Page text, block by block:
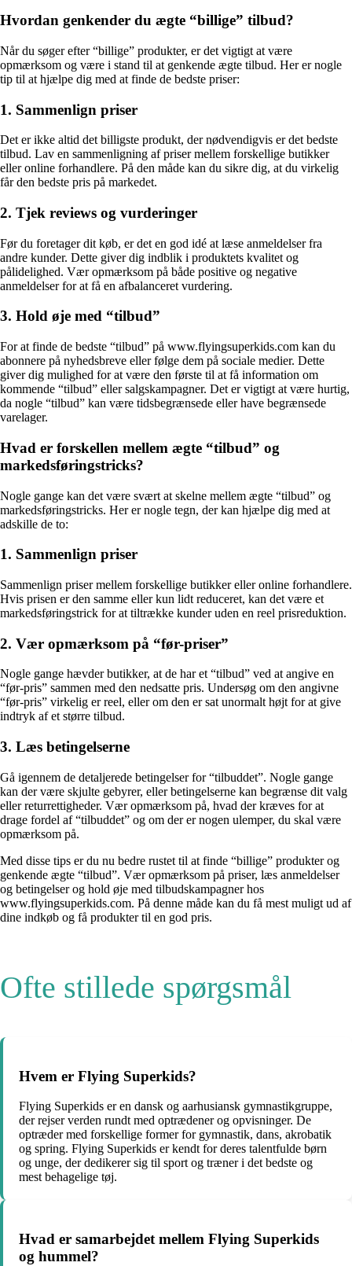
Hvordan genkender du ægte “billige” tilbud?
Når du søger efter “billige” produkter, er det vigtigt at være
opmærksom og være i stand til at genkende ægte tilbud. Her er nogle
tip til at hjælpe dig med at finde de bedste priser:
1. Sammenlign priser
Det er ikke altid det billigste produkt, der nødvendigvis er det bedste
tilbud. Lav en sammenligning af priser mellem forskellige butikker
eller online forhandlere. På den måde kan du sikre dig, at du virkelig
får den bedste pris på markedet.
2. Tjek reviews og vurderinger
Før du foretager dit køb, er det en god idé at læse anmeldelser fra
andre kunder. Dette giver dig indblik i produktets kvalitet og
pålidelighed. Vær opmærksom på både positive og negative
anmeldelser for at få en afbalanceret vurdering.
3. Hold øje med “tilbud”
For at finde de bedste “tilbud” på www.flyingsuperkids.com kan du
abonnere på nyhedsbreve eller følge dem på sociale medier. Dette
giver dig mulighed for at være den første til at få information om
kommende “tilbud” eller salgskampagner. Det er vigtigt at være hurtig,
da nogle “tilbud” kan være tidsbegrænsede eller have begrænsede
varelager.
Hvad er forskellen mellem ægte “tilbud” og
markedsføringstricks?
Nogle gange kan det være svært at skelne mellem ægte “tilbud” og
markedsføringstricks. Her er nogle tegn, der kan hjælpe dig med at
adskille de to:
1. Sammenlign priser
Sammenlign priser mellem forskellige butikker eller online forhandlere.
Hvis prisen er den samme eller kun lidt reduceret, kan det være et
markedsføringstrick for at tiltrække kunder uden en reel prisreduktion.
2. Vær opmærksom på “før-priser”
Nogle gange hævder butikker, at de har et “tilbud” ved at angive en
“før-pris” sammen med den nedsatte pris. Undersøg om den angivne
“før-pris” virkelig er reel, eller om den er sat unormalt højt for at give
indtryk af et større tilbud.
3. Læs betingelserne
Gå igennem de detaljerede betingelser for “tilbuddet”. Nogle gange
kan der være skjulte gebyrer, eller betingelserne kan begrænse dit valg
eller returrettigheder. Vær opmærksom på, hvad der kræves for at
drage fordel af “tilbuddet” og om der er nogen ulemper, du skal være
opmærksom på.
Med disse tips er du nu bedre rustet til at finde “billige” produkter og
genkende ægte “tilbud”. Vær opmærksom på priser, læs anmeldelser
og betingelser og hold øje med tilbudskampagner hos
www.flyingsuperkids.com. På denne måde kan du få mest muligt ud af
dine indkøb og få produkter til en god pris.
Ofte stillede spørgsmål
Hvem er Flying Superkids?
Flying Superkids er en dansk og aarhusiansk gymnastikgruppe,
der rejser verden rundt med optrædener og opvisninger. De
optræder med forskellige former for gymnastik, dans, akrobatik
og spring. Flying Superkids er kendt for deres talentfulde børn
og unge, der dedikerer sig til sport og træner i det bedste og
mest behagelige tøj.
Hvad er samarbejdet mellem Flying Superkids
og hummel?